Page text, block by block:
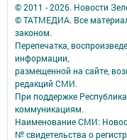
© 2011 - 2026. Новости
© ТАТМЕДИА. Все
законом.
Перепечатка,
информации,
размещенной на сайте,
редакций СМИ.
При поддержке
коммуникациям.
Наименование СМИ:
№ свидетельства о